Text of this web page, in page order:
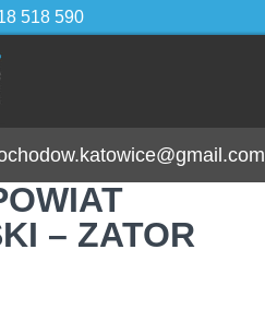
518 590
– ZATOR